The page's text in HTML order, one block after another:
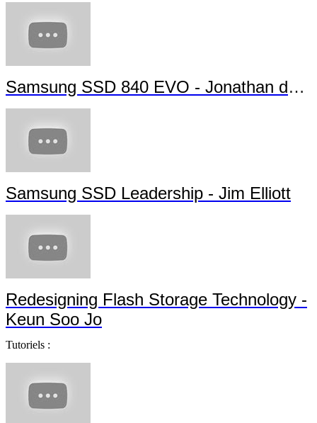
Samsung SSD 840 EVO - Jonathan da Silva
Samsung SSD Leadership - Jim Elliott
Redesigning Flash Storage Technology -
Keun Soo Jo
Tutoriels :